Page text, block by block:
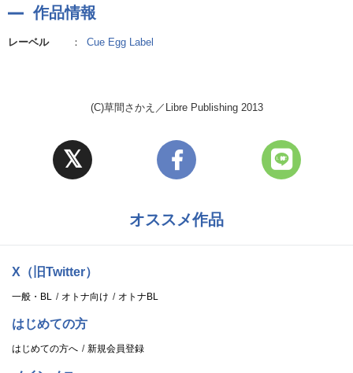
作品情報
レーベル ： Cue Egg Label
(C)草間さかえ／Libre Publishing 2013
オススメ作品
X（旧Twitter）
一般・BL オトナ向け オトナBL
はじめての方
はじめての方へ 新規会員登録